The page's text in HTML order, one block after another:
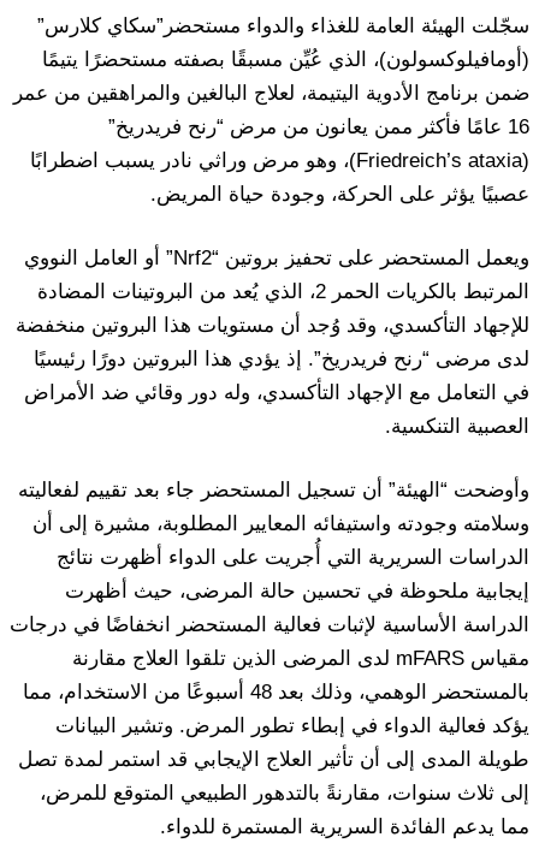
سجّلت الهيئة العامة للغذاء والدواء مستحضر”سكاي كلارس”
(أومافيلوكسولون)، الذي عُيِّن مسبقًا بصفته مستحضرًا يتيمًا
ضمن برنامج الأدوية اليتيمة، لعلاج البالغين والمراهقين من عمر
16 عامًا فأكثر ممن يعانون من مرض “رنح فريدريخ”
(Friedreich’s ataxia)، وهو مرض وراثي نادر يسبب اضطرابًا
عصبيًا يؤثر على الحركة، وجودة حياة المريض.
ويعمل المستحضر على تحفيز بروتين “Nrf2” أو العامل النووي
المرتبط بالكريات الحمر 2، الذي يُعد من البروتينات المضادة
للإجهاد التأكسدي، وقد وُجد أن مستويات هذا البروتين منخفضة
لدى مرضى “رنح فريدريخ”. إذ يؤدي هذا البروتين دورًا رئيسيًا
في التعامل مع الإجهاد التأكسدي، وله دور وقائي ضد الأمراض
العصبية التنكسية.
وأوضحت “الهيئة” أن تسجيل المستحضر جاء بعد تقييم لفعاليته
وسلامته وجودته واستيفائه المعايير المطلوبة، مشيرة إلى أن
الدراسات السريرية التي أُجريت على الدواء أظهرت نتائج
إيجابية ملحوظة في تحسين حالة المرضى، حيث أظهرت
الدراسة الأساسية لإثبات فعالية المستحضر انخفاضًا في درجات
مقياس mFARS لدى المرضى الذين تلقوا العلاج مقارنة
بالمستحضر الوهمي، وذلك بعد 48 أسبوعًا من الاستخدام، مما
يؤكد فعالية الدواء في إبطاء تطور المرض. وتشير البيانات
طويلة المدى إلى أن تأثير العلاج الإيجابي قد استمر لمدة تصل
إلى ثلاث سنوات، مقارنةً بالتدهور الطبيعي المتوقع للمرض،
مما يدعم الفائدة السريرية المستمرة للدواء.